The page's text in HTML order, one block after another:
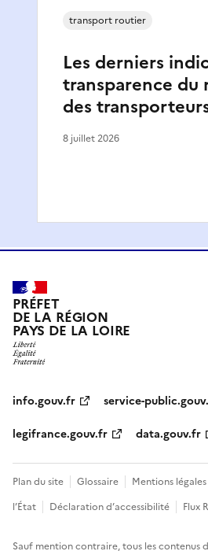
Les derniers
transparence du
des
transport routier
8 juillet 2026
PRÉFET
DE LA RÉGION
PAYS DE LA LOIRE
info.gouv.fr
service-
legifrance.gouv.fr
data.gouv.fr
Plan du site Glossaire Mentions légales
l’État
Déclaration d’accessibilité Flux
Sauf mention contraire, tous les contenus